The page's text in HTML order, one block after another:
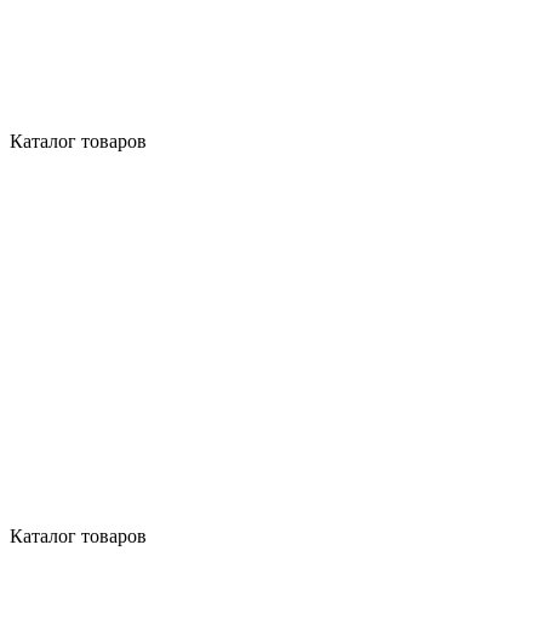
Каталог товаров
Каталог товаров